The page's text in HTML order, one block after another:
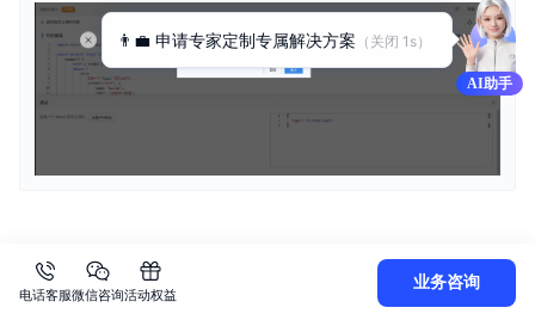
onAction
调用 amis 内置的行为，可参考
AI助手
电话客服微信咨询活动权益
业务咨询